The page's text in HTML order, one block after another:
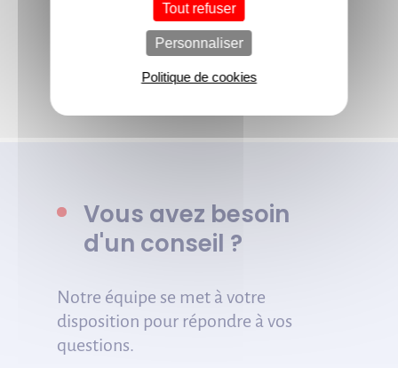
Voir tous les conseils de l’équipe
Vous avez besoin
d'un conseil ?
Notre équipe se met à votre
disposition pour répondre à vos
questions.
Tout refuser
Personnaliser
Politique de cookies